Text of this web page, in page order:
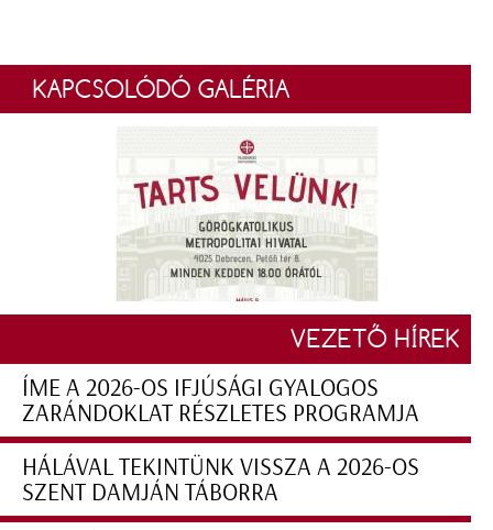
KAPCSOLÓDÓ GALÉRIA
VEZETŐ HÍREK
ÍME A 2026-OS IFJÚSÁGI GYALOGOS
ZARÁNDOKLAT RÉSZLETES PROGRAMJA
HÁLÁVAL TEKINTÜNK VISSZA A 2026-OS
SZENT DAMJÁN TÁBORRA